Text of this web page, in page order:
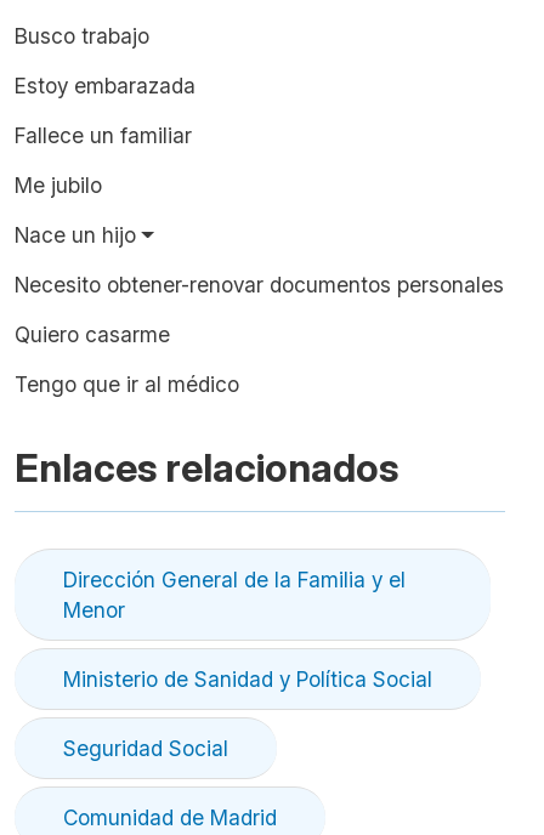
Busco trabajo
Estoy embarazada
Fallece un familiar
Me jubilo
Nace un hijo
Necesito obtener-renovar documentos personales
Quiero casarme
Tengo que ir al médico
Enlaces relacionados
Dirección General de la Familia y el
Menor
Ministerio de Sanidad y Política Social
Seguridad Social
Comunidad de Madrid